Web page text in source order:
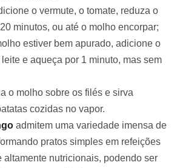
o vermute, o tomate, reduza o
minutos, ou até o molho encorpar;
estiver bem apurado, adicione o
e aqueça por 1 minuto, mas sem
o molho sobre os filés e sirva
cozidas no vapor.
admitem uma variedade imensa de
pratos simples em refeições
altamente nutricionais, podendo ser